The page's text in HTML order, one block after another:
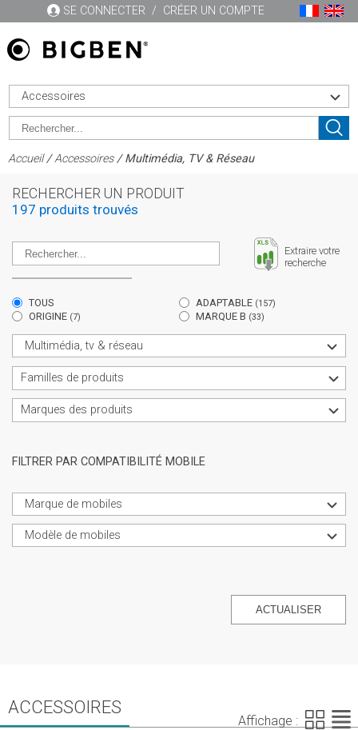
SE CONNECTER / CRÉER UN COMPTE
Accessoires
Accueil/Accessoires/ Multimédia, TV & Réseau
RECHERCHER UN PRODUIT
197 produits trouvés
Extraire votre
recherche
TOUS ADAPTABLE (157)
ORIGINE (7) MARQUE B (33)
Marques des produits
Familles de produits
Multimédia, tv & réseau
FILTRER PAR COMPATIBILITÉ MOBILE
Marque de mobiles
Modèle de mobiles
ACTUALISER
ACCESSOIRES
Affichage :